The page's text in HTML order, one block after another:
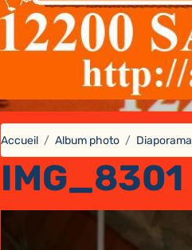
Accueil Album photo Diaporama
IMG_8301